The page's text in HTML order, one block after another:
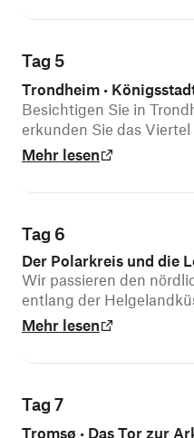
Tag 5
Trondheim •
Besichtigen Sie in
erkunden Sie das
Mehr lesen
Tag 6
Der Polarkreis und die
Wir passieren den
entlang der
Inseln.
Mehr lesen
Tag 7
Tromsø • Das Tor zur